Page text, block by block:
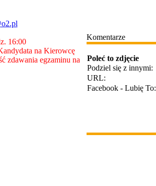
16:00
na Kierowcę
zdawania egzaminu na
Komentarze
Poleć to zdjęcie
Podziel się z innymi:
URL:
Facebook - Lubię To: